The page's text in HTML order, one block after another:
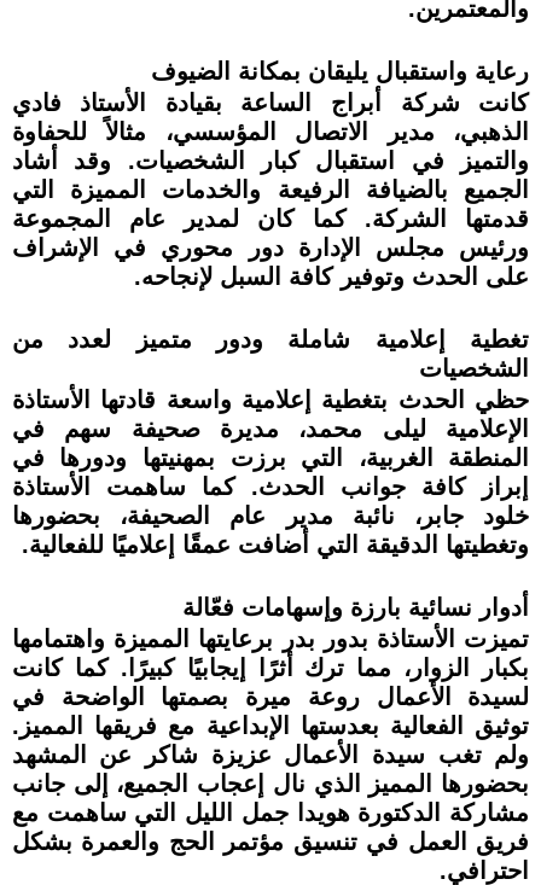
والمعتمرين.
رعاية واستقبال يليقان بمكانة الضيوف
كانت شركة أبراج الساعة بقيادة الأستاذ فادي
الذهبي، مدير الاتصال المؤسسي، مثالاً للحفاوة
والتميز في استقبال كبار الشخصيات. وقد أشاد
الجميع بالضيافة الرفيعة والخدمات المميزة التي
قدمتها الشركة. كما كان لمدير عام المجموعة
ورئيس مجلس الإدارة دور محوري في الإشراف
على الحدث وتوفير كافة السبل لإنجاحه.
تغطية إعلامية شاملة ودور متميز لعدد من
الشخصيات
حظي الحدث بتغطية إعلامية واسعة قادتها الأستاذة
الإعلامية ليلى محمد، مديرة صحيفة سهم في
المنطقة الغربية، التي برزت بمهنيتها ودورها في
إبراز كافة جوانب الحدث. كما ساهمت الأستاذة
خلود جابر، نائبة مدير عام الصحيفة، بحضورها
وتغطيتها الدقيقة التي أضافت عمقًا إعلاميًا للفعالية.
أدوار نسائية بارزة وإسهامات فعّالة
تميزت الأستاذة بدور بدر برعايتها المميزة واهتمامها
بكبار الزوار، مما ترك أثرًا إيجابيًا كبيرًا. كما كانت
لسيدة الأعمال روعة ميرة بصمتها الواضحة في
توثيق الفعالية بعدستها الإبداعية مع فريقها المميز.
ولم تغب سيدة الأعمال عزيزة شاكر عن المشهد
بحضورها المميز الذي نال إعجاب الجميع، إلى جانب
مشاركة الدكتورة هويدا جمل الليل التي ساهمت مع
فريق العمل في تنسيق مؤتمر الحج والعمرة بشكل
احترافي.